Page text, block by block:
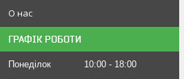
О нас
ГРАФІК РОБОТИ
Понеділок 10:00
18:00